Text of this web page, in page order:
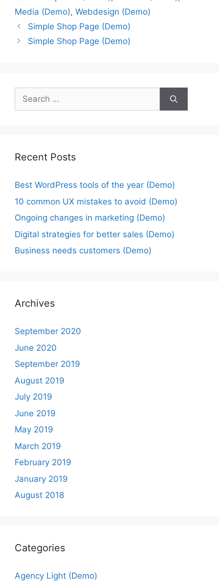
Media (Demo), Webdesign (Demo)
Simple Shop Page (Demo)
Simple Shop Page (Demo)
Recent Posts
Best WordPress tools of the year (Demo)
10 common UX mistakes to avoid (Demo)
Ongoing changes in marketing (Demo)
Digital strategies for better sales (Demo)
Business needs customers (Demo)
Archives
September 2020
June 2020
September 2019
August 2019
July 2019
June 2019
May 2019
March 2019
February 2019
January 2019
August 2018
Categories
Agency Light (Demo)